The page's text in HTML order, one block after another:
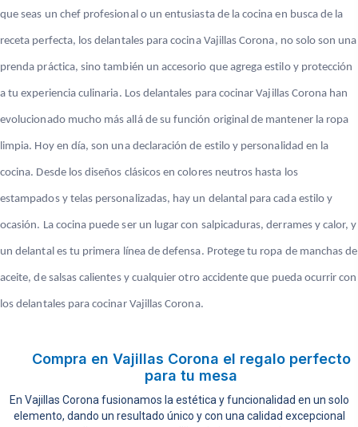
que seas un chef profesional o un entusiasta de la cocina en busca de la
receta perfecta, los delantales para cocina Vajillas Corona, no solo son una
prenda práctica, sino también un accesorio que agrega estilo y protección
a tu experiencia culinaria. Los delantales para cocinar Vajillas Corona han
evolucionado mucho más allá de su función original de mantener la ropa
limpia. Hoy en día, son una declaración de estilo y personalidad en la
cocina. Desde los diseños clásicos en colores neutros hasta los
estampados y telas personalizadas, hay un delantal para cada estilo y
ocasión. La cocina puede ser un lugar con salpicaduras, derrames y calor, y
un delantal es tu primera línea de defensa. Protege tu ropa de manchas de
aceite, de salsas calientes y cualquier otro accidente que pueda ocurrir con
los delantales para cocinar Vajillas Corona.
Compra en Vajillas Corona el regalo perfecto
para tu mesa
En Vajillas Corona fusionamos la estética y funcionalidad en un solo
elemento, dando un resultado único y con una calidad excepcional